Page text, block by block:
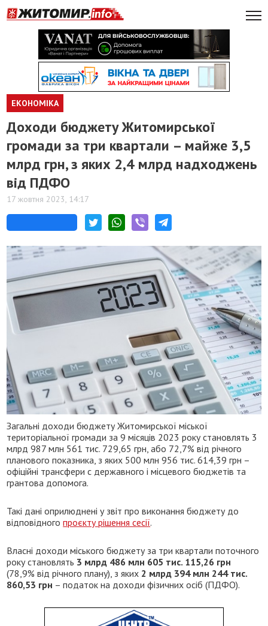
ЕКОНОМІКА
Доходи бюджету Житомирської
громади за три квартали – майже 3,5
млрд грн, з яких 2,4 млрд надходжень
від ПДФО
17 жовтня 2023, 14:17
Загальні доходи бюджету Житомирської міської
територіальної громади за 9 місяців 2023 року становлять 3
млрд 987 млн 561 тис. 729,65 грн, або 72,7% від річного
планового показника, з яких 500 млн 956 тис. 614,39 грн –
офіційні трансфери с державного і місцевого бюджетів та
грантова допомога.
Такі дані оприлюднені у звіт про виконання бюджету до
відповідногопроєкту рішення сесії.
Власні доходи міського бюджету за три квартали поточного
року становлять 3 млрд 486 млн 605 тис. 115,26 грн
(78,9% від річного плану), з яких 2 млрд 394 млн 244 тис.
860,53 грн – податок на доходи фізичних осіб (ПДФО).